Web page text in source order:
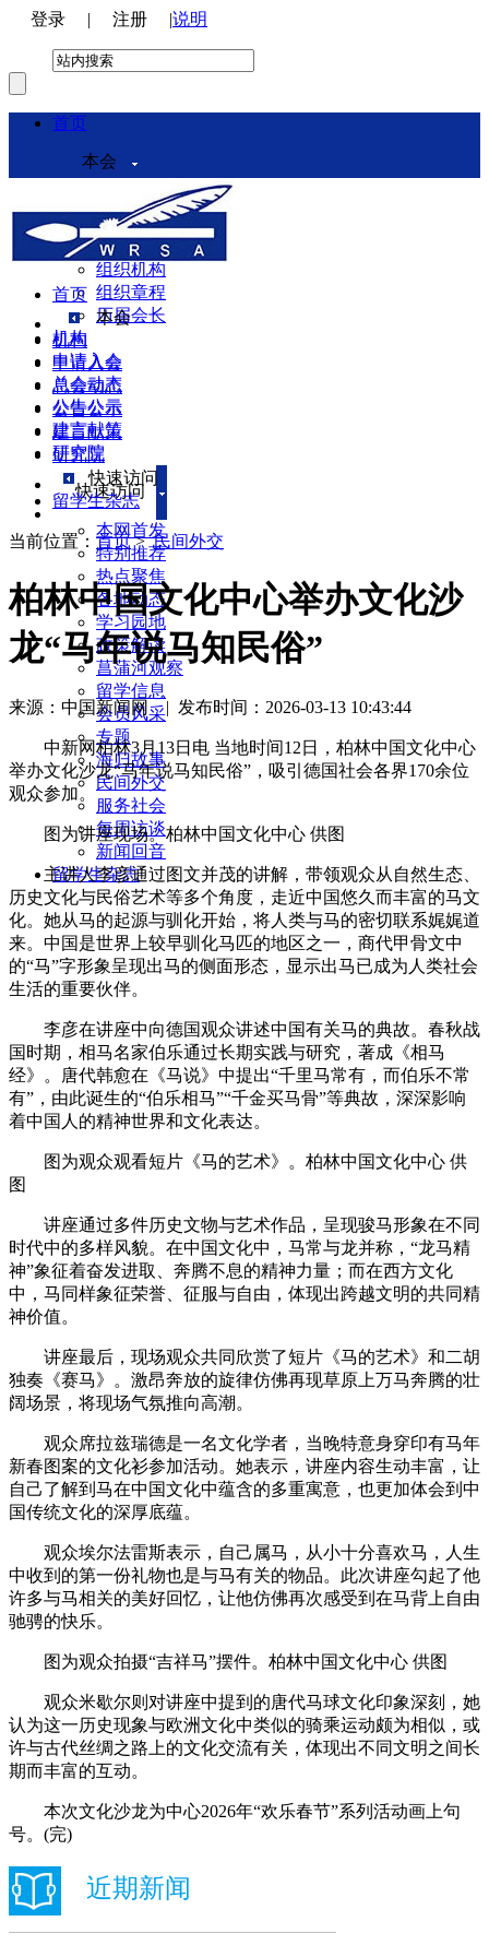
登录 | 注册 |说明
首页
本会
本会介绍
领导机构
理事会
组织机构
组织章程
历届会长
机构
申请入会
总会动态
公告公示
建言献策
研究院
快速访问
本网首发
特别推荐
热点聚焦
各地动态
学习园地
政策解读
菖蒲河观察
留学信息
会员风采
专题
海归故事
民间外交
服务社会
每周访谈
新闻回音
留学生杂志
首页
本会
机构
申请入会
总会动态
公告公示
建言献策
研究院
快速访问
留学生杂志
当前位置： 首页>民间外交
柏林中国文化中心举办文化沙
龙“马年说马知民俗”
来源：中国新闻网 | 发布时间：2026-03-13 10:43:44
中新网柏林3月13日电 当地时间12日，柏林中国文化中心
举办文化沙龙“马年说马知民俗”，吸引德国社会各界170余位
观众参加。
图为讲座现场。柏林中国文化中心 供图
主讲人李彦通过图文并茂的讲解，带领观众从自然生态、
历史文化与民俗艺术等多个角度，走近中国悠久而丰富的马文
化。她从马的起源与驯化开始，将人类与马的密切联系娓娓道
来。中国是世界上较早驯化马匹的地区之一，商代甲骨文中
的“马”字形象呈现出马的侧面形态，显示出马已成为人类社会
生活的重要伙伴。
李彦在讲座中向德国观众讲述中国有关马的典故。春秋战
国时期，相马名家伯乐通过长期实践与研究，著成《相马
经》。唐代韩愈在《马说》中提出“千里马常有，而伯乐不常
有”，由此诞生的“伯乐相马”“千金买马骨”等典故，深深影响
着中国人的精神世界和文化表达。
图为观众观看短片《马的艺术》。柏林中国文化中心 供
图
讲座通过多件历史文物与艺术作品，呈现骏马形象在不同
时代中的多样风貌。在中国文化中，马常与龙并称，“龙马精
神”象征着奋发进取、奔腾不息的精神力量；而在西方文化
中，马同样象征荣誉、征服与自由，体现出跨越文明的共同精
神价值。
讲座最后，现场观众共同欣赏了短片《马的艺术》和二胡
独奏《赛马》。激昂奔放的旋律仿佛再现草原上万马奔腾的壮
阔场景，将现场气氛推向高潮。
观众席拉兹瑞德是一名文化学者，当晚特意身穿印有马年
新春图案的文化衫参加活动。她表示，讲座内容生动丰富，让
自己了解到马在中国文化中蕴含的多重寓意，也更加体会到中
国传统文化的深厚底蕴。
观众埃尔法雷斯表示，自己属马，从小十分喜欢马，人生
中收到的第一份礼物也是与马有关的物品。此次讲座勾起了他
许多与马相关的美好回忆，让他仿佛再次感受到在马背上自由
驰骋的快乐。
图为观众拍摄“吉祥马”摆件。柏林中国文化中心 供图
观众米歇尔则对讲座中提到的唐代马球文化印象深刻，她
认为这一历史现象与欧洲文化中类似的骑乘运动颇为相似，或
许与古代丝绸之路上的文化交流有关，体现出不同文明之间长
期而丰富的互动。
本次文化沙龙为中心2026年“欢乐春节”系列活动画上句
号。(完)